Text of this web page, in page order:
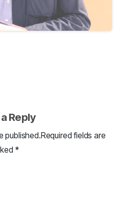
Reply
published.Required fields are
*